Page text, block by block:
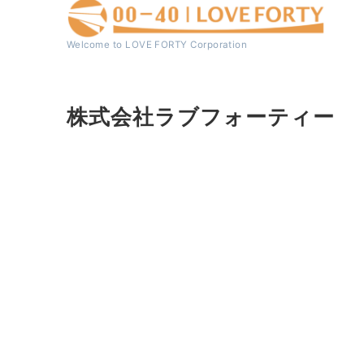
Welcome to LOVE FORTY Corporation
株式会社ラブフォーティー